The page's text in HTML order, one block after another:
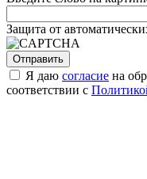
Защита от
Я даю согласие на
соответствии с